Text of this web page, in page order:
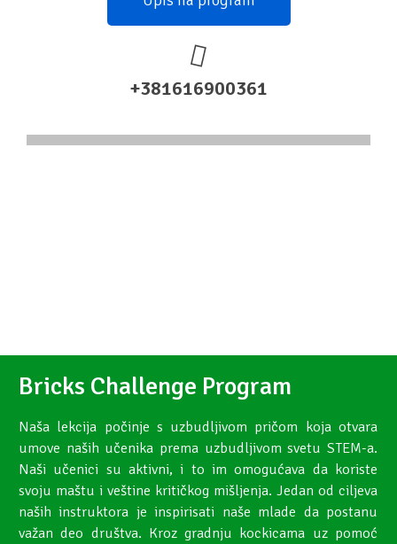
+381616900361
Bricks Challenge Program​
Naša lekcija počinje s uzbudljivom pričom koja otvara
umove naših učenika prema uzbudljivom svetu STEM-a.
Naši učenici su aktivni, i to im omogućava da koriste
svoju maštu i veštine kritičkog mišljenja. Jedan od ciljeva
naših instruktora je inspirisati naše mlade da postanu
važan deo društva. Kroz gradnju kockicama uz pomoć